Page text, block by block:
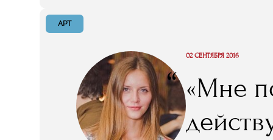
я
АРТ
“
02 СЕНТЯБРЯ 2016
«Мне